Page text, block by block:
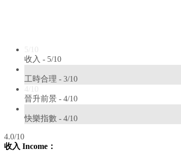
5/10
收入 - 5/10
工時合理 - 3/10
4/10
晉升前景 - 4/10
快樂指數 - 4/10
4.0/10
收入 Income：